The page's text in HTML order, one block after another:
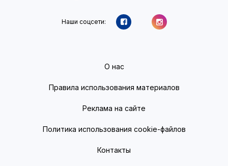
Наши соцсети:
О нас
Правила использования материалов
Реклама на сайте
Политика использования cookie-файлов
Контакты